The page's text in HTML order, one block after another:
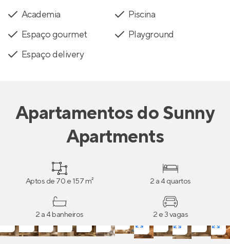
Academia
Piscina
Espaço gourmet
Playground
Espaço delivery
ApartamentosdoSunny
Apartments
Aptos de 70 e 157 m² 2 a 4 quartos
2 a 4 banheiros 2 e 3 vagas